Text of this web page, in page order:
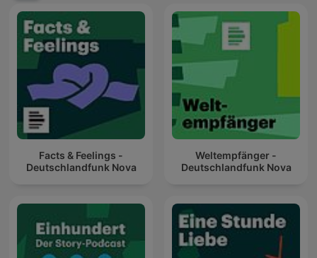
Facts & Feelings -
Deutschlandfunk Nova
Weltempfänger -
Deutschlandfunk Nova